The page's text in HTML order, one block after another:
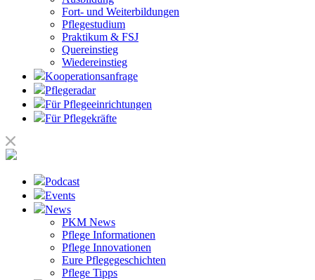
Fort- und Weiterbildungen
Pflegestudium
Praktikum & FSJ
Quereinstieg
Wiedereinstieg
Kooperationsanfrage
Pflegeradar
Für Pflegeeinrichtungen
Für Pflegekräfte
Podcast
Events
News
PKM News
Pflege Informationen
Pflege Innovationen
Eure Pflegegeschichten
Pflege Tipps